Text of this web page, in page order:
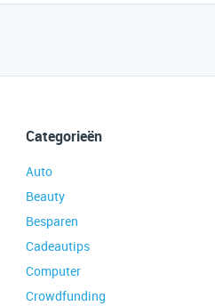
Categorieën
Auto
Beauty
Besparen
Cadeautips
Computer
Crowdfunding